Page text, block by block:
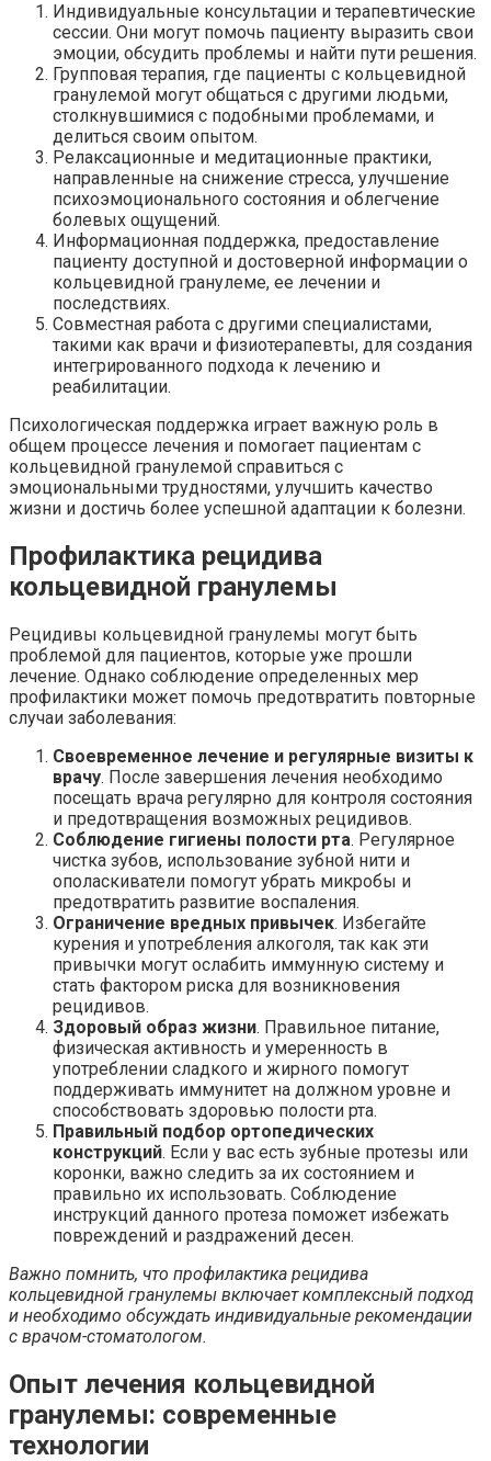
Индивидуальные консультации и терапевтические
сессии. Они могут помочь пациенту выразить свои
эмоции, обсудить проблемы и найти пути решения.
Групповая терапия, где пациенты с кольцевидной
гранулемой могут общаться с другими людьми,
столкнувшимися с подобными проблемами, и
делиться своим опытом.
Релаксационные и медитационные практики,
направленные на снижение стресса, улучшение
психоэмоционального состояния и облегчение
болевых ощущений.
Информационная поддержка, предоставление
пациенту доступной и достоверной информации о
кольцевидной гранулеме, ее лечении и
последствиях.
Совместная работа с другими специалистами,
такими как врачи и физиотерапевты, для создания
интегрированного подхода к лечению и
реабилитации.
Психологическая поддержка играет важную роль в
общем процессе лечения и помогает пациентам с
кольцевидной гранулемой справиться с
эмоциональными трудностями, улучшить качество
жизни и достичь более успешной адаптации к болезни.
Профилактика рецидива
кольцевидной гранулемы
Рецидивы кольцевидной гранулемы могут быть
проблемой для пациентов, которые уже прошли
лечение. Однако соблюдение определенных мер
профилактики может помочь предотвратить повторные
случаи заболевания:
Своевременное лечение и регулярные визиты к
врачу. После завершения лечения необходимо
посещать врача регулярно для контроля состояния
и предотвращения возможных рецидивов.
Соблюдение гигиены полости рта. Регулярное
чистка зубов, использование зубной нити и
ополаскиватели помогут убрать микробы и
предотвратить развитие воспаления.
Ограничение вредных привычек. Избегайте
курения и употребления алкоголя, так как эти
привычки могут ослабить иммунную систему и
стать фактором риска для возникновения
рецидивов.
Здоровый образ жизни. Правильное питание,
физическая активность и умеренность в
употреблении сладкого и жирного помогут
поддерживать иммунитет на должном уровне и
способствовать здоровью полости рта.
Правильный подбор ортопедических
конструкций. Если у вас есть зубные протезы или
коронки, важно следить за их состоянием и
правильно их использовать. Соблюдение
инструкций данного протеза поможет избежать
повреждений и раздражений десен.
Важно помнить, что профилактика рецидива
кольцевидной гранулемы включает комплексный подход
и необходимо обсуждать индивидуальные рекомендации
с врачом-стоматологом.
Опыт лечения кольцевидной
гранулемы: современные
технологии